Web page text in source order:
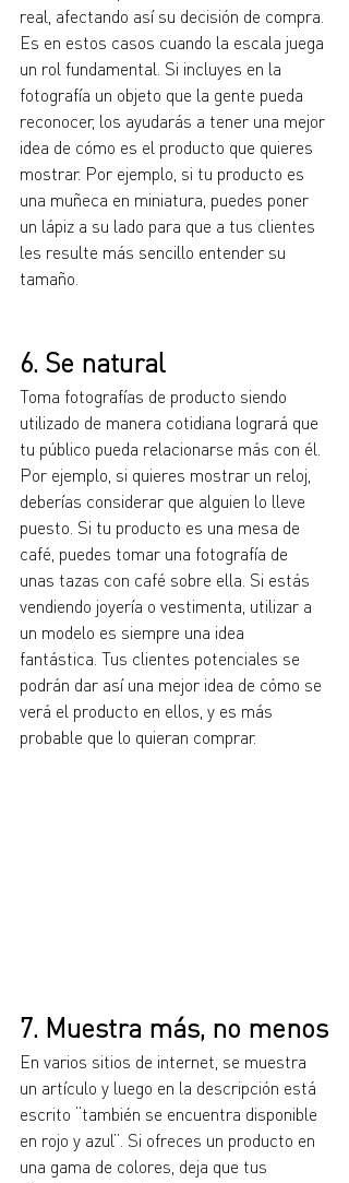
real, afectando así su decisión de compra.
Es en estos casos cuando la escala juega
un rol fundamental. Si incluyes en la
fotografía un objeto que la gente pueda
reconocer, los ayudarás a tener una mejor
idea de cómo es el producto que quieres
mostrar. Por ejemplo, si tu producto es
una muñeca en miniatura, puedes poner
un lápiz a su lado para que a tus clientes
les resulte más sencillo entender su
tamaño.
6. Se natural
Toma fotografías de producto siendo
utilizado de manera cotidiana logrará que
tu público pueda relacionarse más con él.
Por ejemplo, si quieres mostrar un reloj,
deberías considerar que alguien lo lleve
puesto. Si tu producto es una mesa de
café, puedes tomar una fotografía de
unas tazas con café sobre ella. Si estás
vendiendo joyería o vestimenta, utilizar a
un modelo es siempre una idea
fantástica. Tus clientes potenciales se
podrán dar así una mejor idea de cómo se
verá el producto en ellos, y es más
probable que lo quieran comprar.
7. Muestra más, no menos
En varios sitios de internet, se muestra
un artículo y luego en la descripción está
escrito “también se encuentra disponible
en rojo y azul”. Si ofreces un producto en
una gama de colores, deja que tus